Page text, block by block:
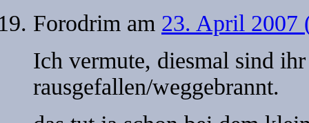
Forodrim am 23. April 2007
Ich vermute, diesmal sind
rausgefallen/weggebrannt.